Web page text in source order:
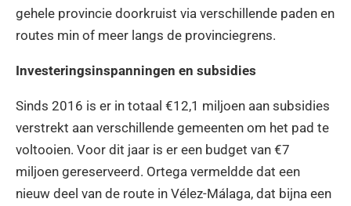
gehele provincie doorkruist via verschillende paden en
routes min of meer langs de provinciegrens.
Investeringsinspanningen en subsidies
Sinds 2016 is er in totaal €12,1 miljoen aan subsidies
verstrekt aan verschillende gemeenten om het pad te
voltooien. Voor dit jaar is er een budget van €7
miljoen gereserveerd. Ortega vermeldde dat een
nieuw deel van de route in Vélez-Málaga, dat bijna een